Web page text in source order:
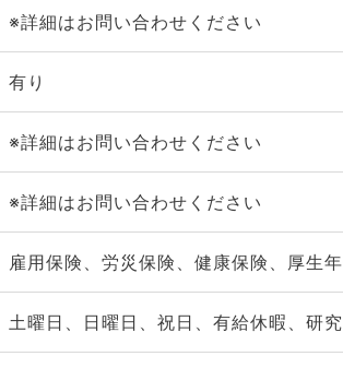
※詳細はお問い合わせください
有り
※詳細はお問い合わせください
※詳細はお問い合わせください
雇用保険、労災保険、健康保険、厚生
土曜日、日曜日、祝日、有給休暇、研